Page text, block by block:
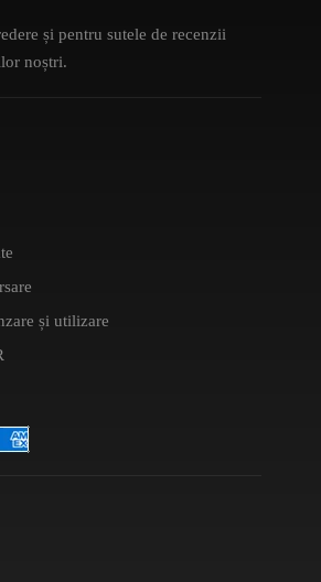
și pentru sutele de recenzii
noștri.
și utilizare